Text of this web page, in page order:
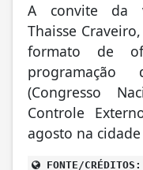
A convite da
Thaisse
formato de
programação
(Congresso
Controle
agosto na
FONTE/CRÉDITOS: